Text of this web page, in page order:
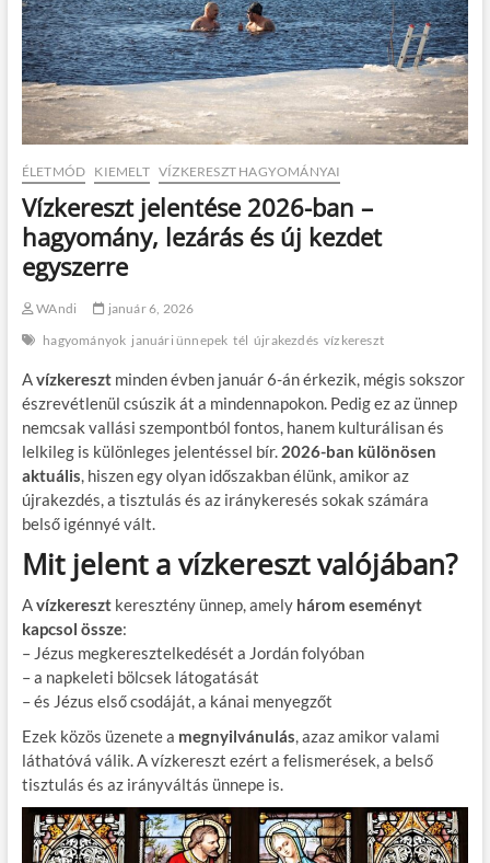
ÉLETMÓD KIEMELT VÍZKERESZT HAGYOMÁNYAI
Vízkereszt jelentése 2026-ban –
hagyomány, lezárás és új kezdet
egyszerre
WAndi
január 6, 2026
hagyományok januári ünnepek tél újrakezdés vízkereszt
Avízkeresztminden évben január 6-án érkezik, mégis sokszor
észrevétlenül csúszik át a mindennapokon. Pedig ez az ünnep
nemcsak vallási szempontból fontos, hanem kulturálisan és
lelkileg is különleges jelentéssel bír. 2026-ban különösen
aktuális, hiszen egy olyan időszakban élünk, amikor az
újrakezdés, a tisztulás és az iránykeresés sokak számára
belső igénnyé vált.
Mit jelent a vízkereszt valójában?
Avízkeresztkeresztény ünnep, amely három eseményt
kapcsol össze:
– Jézus megkeresztelkedését a Jordán folyóban
– a napkeleti bölcsek látogatását
– és Jézus első csodáját, a kánai menyegzőt
Ezek közös üzenete a megnyilvánulás, azaz amikor valami
láthatóvá válik. A vízkereszt ezért a felismerések, a belső
tisztulás és az irányváltás ünnepe is.